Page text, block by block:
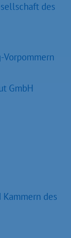
des
GmbH
des